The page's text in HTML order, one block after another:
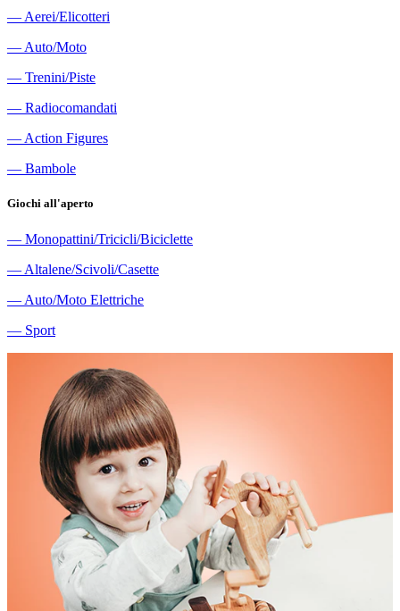
― Aerei/Elicotteri
― Auto/Moto
― Trenini/Piste
― Radiocomandati
― Action Figures
― Bambole
Giochi all'aperto
― Monopattini/Tricicli/Biciclette
― Altalene/Scivoli/Casette
― Auto/Moto Elettriche
― Sport